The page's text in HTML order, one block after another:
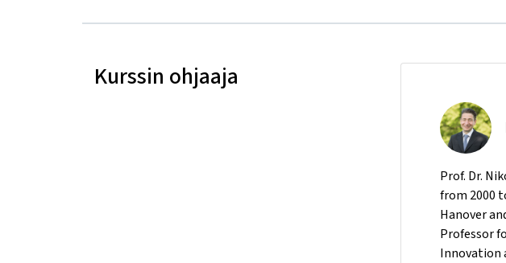
Kurssin ohjaaja
Prof. Dr.
from 2000
Hanover
Professor
Innovation